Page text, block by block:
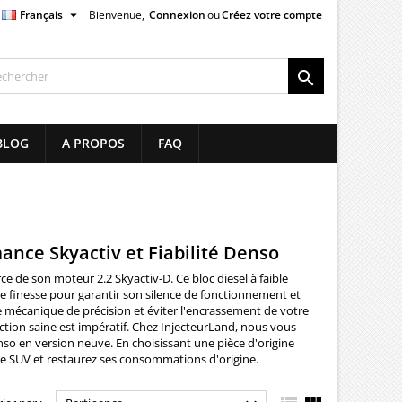
Bienvenue, ConnexionouCréez votre compte
Français 

A PROPOS FAQ
Skyactiv et Fiabilité Denso
de son moteur 2.2 Skyactiv-D. Ce bloc diesel à faible
pour garantir son silence de fonctionnement et
de précision et éviter l'encrassement de votre
saine est impératif. Chez InjecteurLand, nous vous
en version neuve. En choisissant une pièce d'origine
SUV et restaurez ses consommations d'origine.
×
list
×
×
×